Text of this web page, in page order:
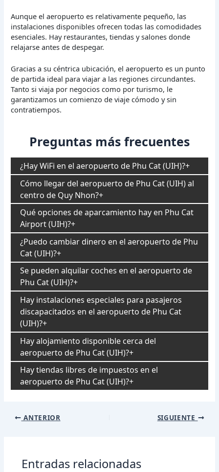
Aunque el aeropuerto es relativamente pequeño, las
instalaciones disponibles ofrecen todas las comodidades
esenciales. Hay restaurantes, tiendas y salones donde
relajarse antes de despegar.
Gracias a su céntrica ubicación, el aeropuerto es un punto
de partida ideal para viajar a las regiones circundantes.
Tanto si viaja por negocios como por turismo, le
garantizamos un comienzo de viaje cómodo y sin
contratiempos.
Preguntas más frecuentes
¿Hay WiFi en el aeropuerto de Phu Cat (UIH)?
Cómo llegar del aeropuerto de Phu Cat (UIH) al
centro de Quy Nhon?
Qué opciones de aparcamiento hay en Phu Cat
Airport (UIH)?
¿Puedo cambiar dinero en el aeropuerto de Phu
Cat (UIH)?
Se pueden alquilar coches en el aeropuerto de
Phu Cat (UIH)?
Hay instalaciones especiales para pasajeros
discapacitados en el aeropuerto de Phu Cat
(UIH)?
Hay alojamiento disponible cerca del
aeropuerto de Phu Cat (UIH)?
Hay tiendas libres de impuestos en el
aeropuerto de Phu Cat (UIH)?
Navegación
ANTERIOR SIGUIENTE
Entradas relacionadas